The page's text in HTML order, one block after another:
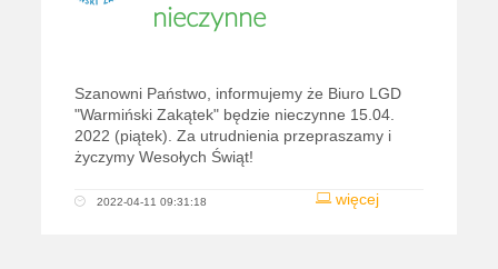
nieczynne
Szanowni Państwo, informujemy że Biuro LGD
"Warmiński Zakątek" będzie nieczynne 15.04.
2022 (piątek). Za utrudnienia przepraszamy i
życzymy Wesołych Świąt!
więcej
2022-04-11 09:31:18